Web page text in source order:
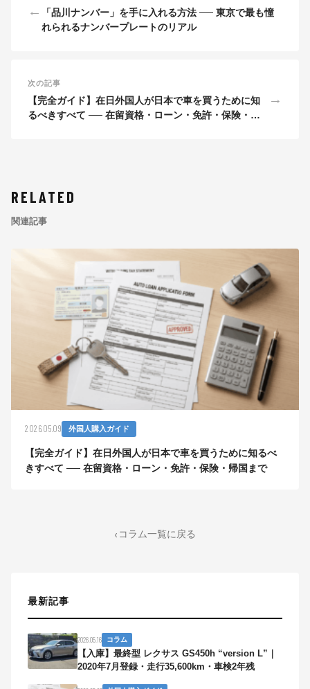
←
「品川ナンバー」を手に入れる方法 ── 東京で最も憧
れられるナンバープレートのリアル
次の記事
【完全ガイド】在日外国人が日本で車を買うために知
るべきすべて ── 在留資格・ローン・免許・保険・帰
→
RELATED
関連記事
2026.05.09 外国人購入ガイド
【完全ガイド】在日外国人が日本で車を買うために知るべ
きすべて ── 在留資格・ローン・免許・保険・帰国まで
コラム一覧に戻る
最新記事
2026.05.16 コラム
【入庫】最終型 レクサス GS450h “version L”｜
2020年7月登録・走行35,600km・車検2年残